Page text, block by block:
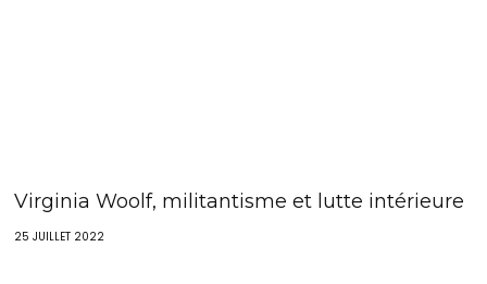
Virginia Woolf, militantisme et lutte intérieure
25 JUILLET 2022